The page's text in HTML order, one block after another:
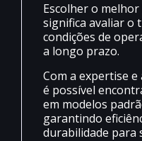
Escolher o
significa avaliar o
condições de
a longo prazo.
Com a expertise e
é possível
em modelos
garantindo
durabilidade para